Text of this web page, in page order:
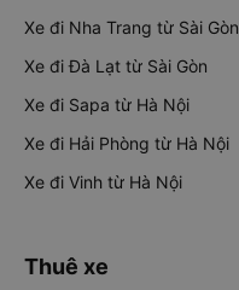
Xe đi Nha Trang từ Sài Gòn
Xe đi Đà Lạt từ Sài Gòn
Xe đi Sapa từ Hà Nội
Xe đi Hải Phòng từ Hà Nội
Xe đi Vinh từ Hà Nội
Thuê xe